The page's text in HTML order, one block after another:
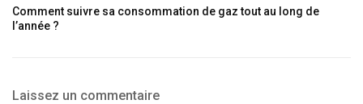
Comment suivre sa consommation de gaz tout au long de
l’année ?
Laissez un commentaire